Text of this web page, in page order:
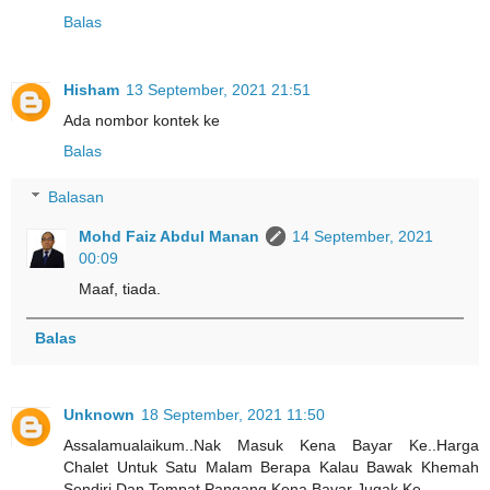
Balas
Hisham 13 September, 2021 21:51
Ada nombor kontek ke
Balas
Balasan
Mohd Faiz Abdul Manan
14 September, 2021
00:09
Maaf, tiada.
Balas
Unknown 18 September, 2021 11:50
Assalamualaikum..Nak Masuk Kena Bayar Ke..Harga
Chalet Untuk Satu Malam Berapa Kalau Bawak Khemah